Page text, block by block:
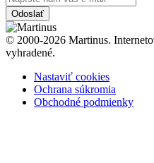
Odoslať
© 2000-2026 Martinus.
vyhradené.
Nastaviť cookies
Ochrana súkromia
Obchodné podmienky